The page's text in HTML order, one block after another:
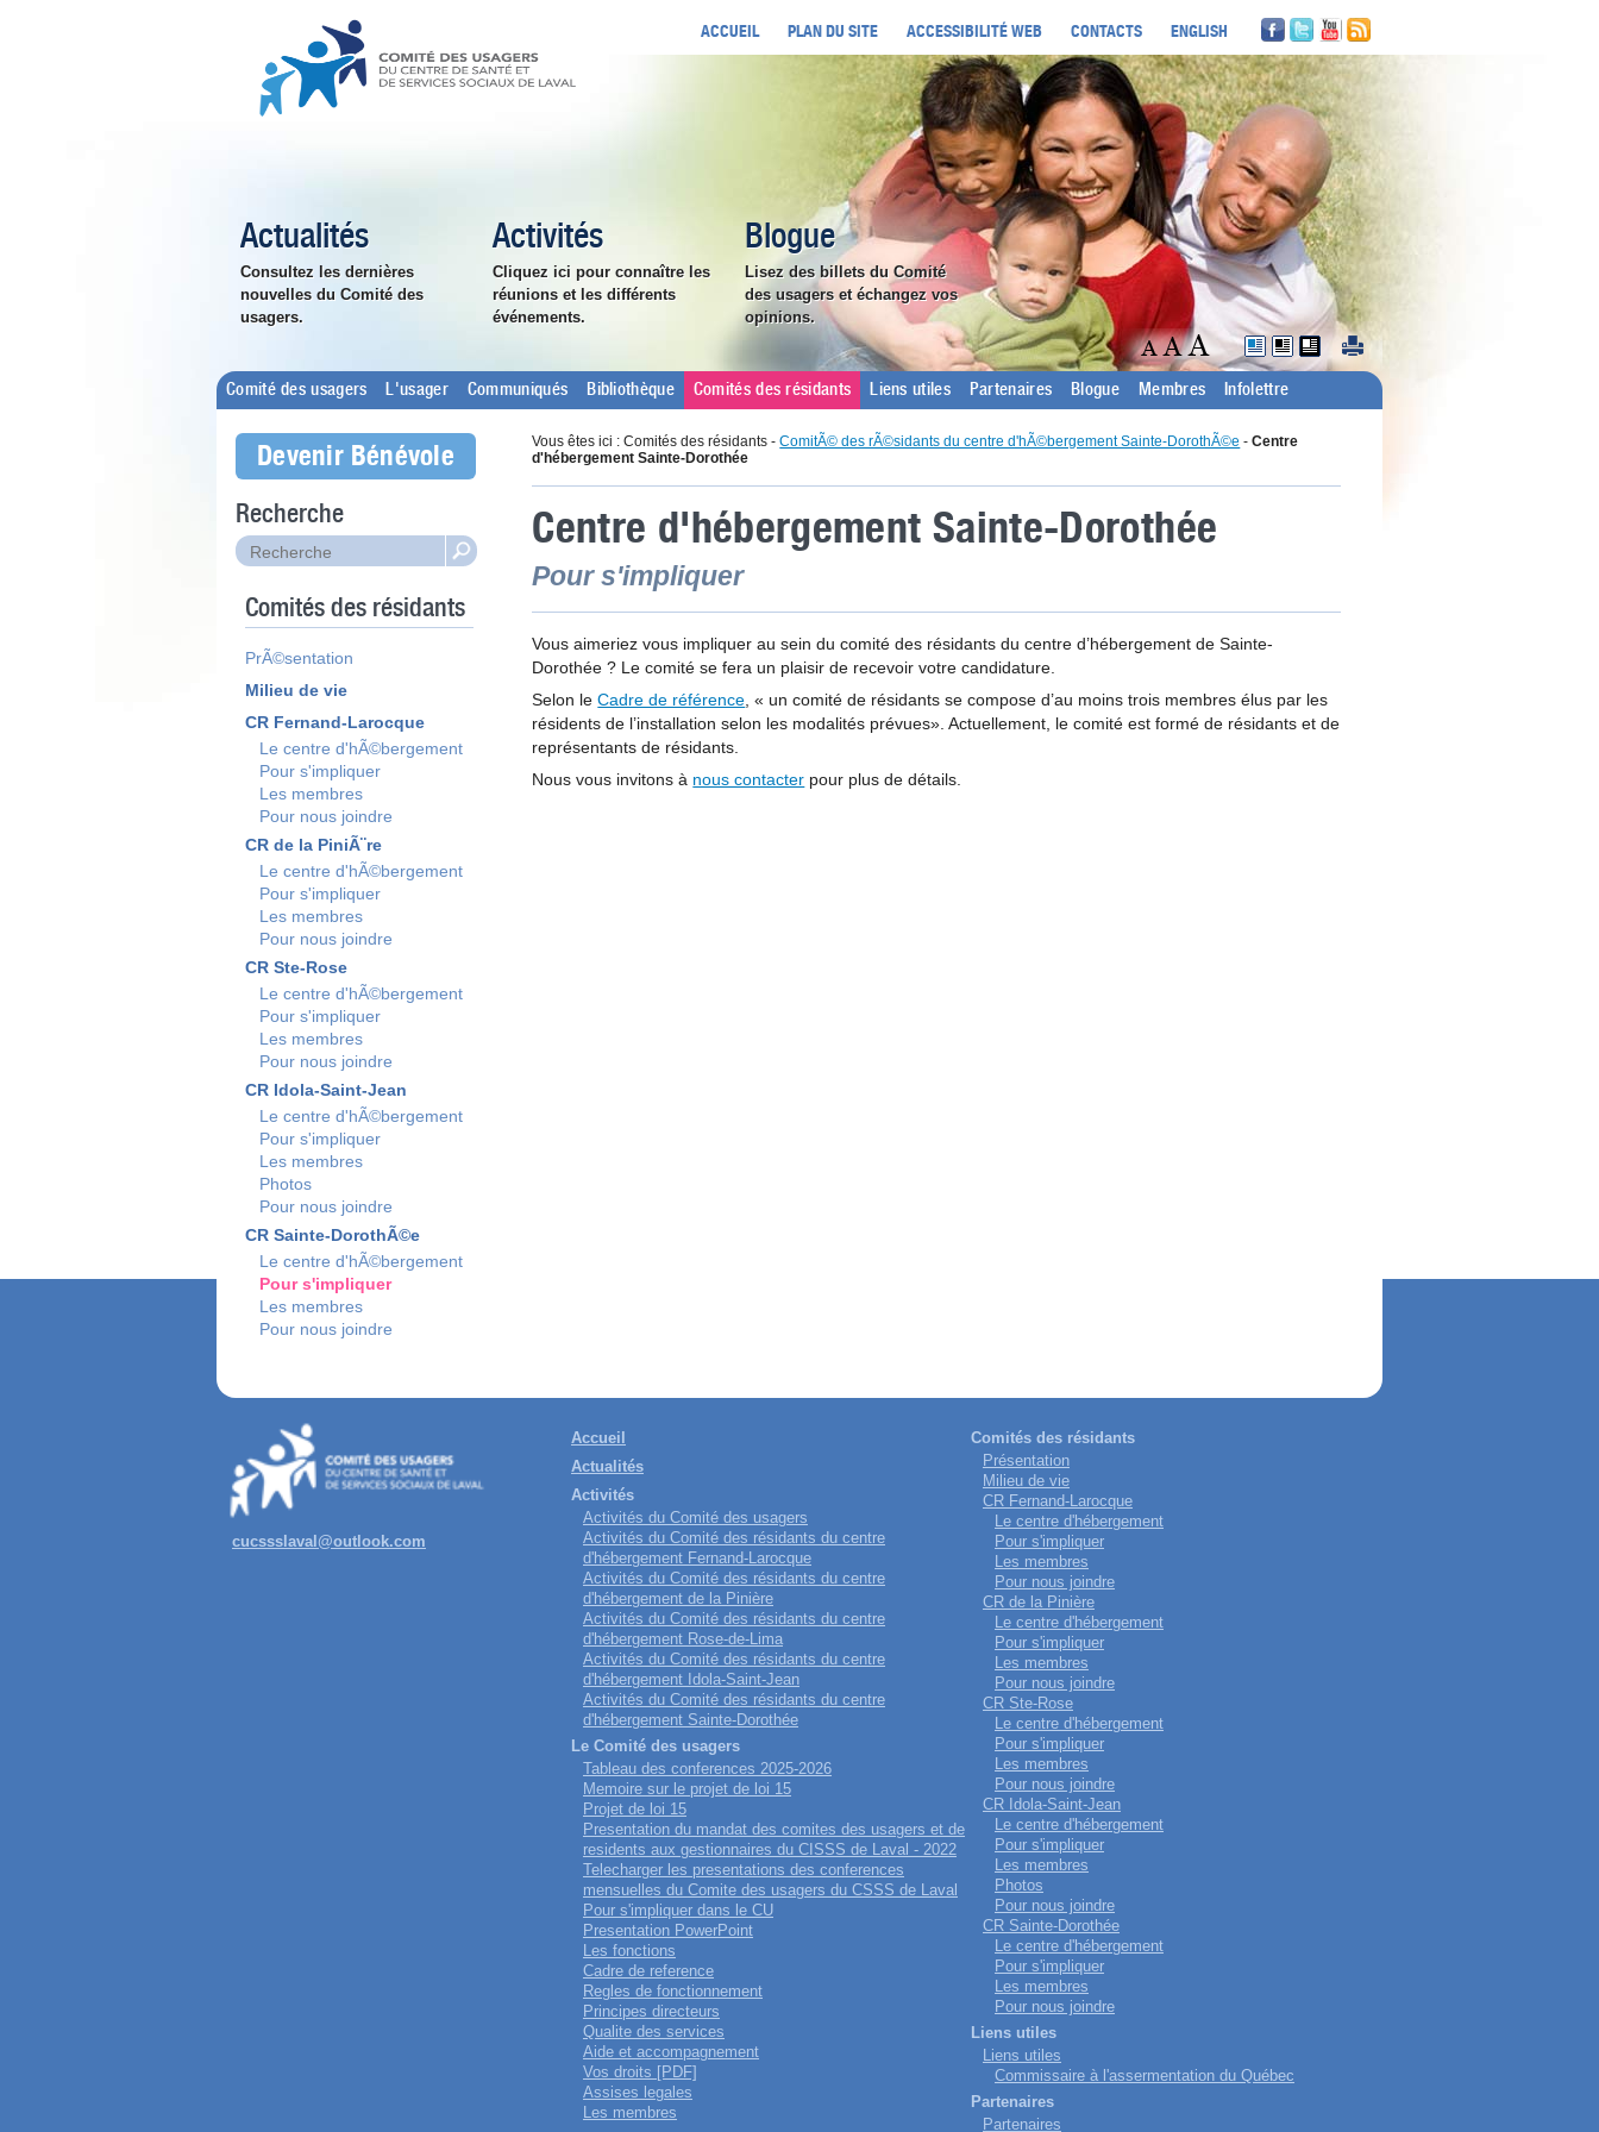
ACCUEIL PLAN DU SITE ACCESSIBILITÉ WEB CONTACTS ENGLISH
Actualités
Consultez les dernières
nouvelles du Comité des
usagers.
Activités
Cliquez ici pour connaître les
réunions et les différents
événements.
Blogue
Lisez des billets du Comité
des usagers et échangez vos
opinions.
Comité des usagers L'usager Communiqués Bibliothèque Comités des résidants Liens utiles Partenaires Blogue Membres Infolettre
Devenir Bénévole
Recherche
Comités des résidants
PrÃ©sentation
Milieu de vie
CR Fernand-Larocque
Le centre d'hÃ©bergement
Pour s'impliquer
Les membres
Pour nous joindre
CR de la PiniÃ¨re
Le centre d'hÃ©bergement
Pour s'impliquer
Les membres
Pour nous joindre
CR Ste-Rose
Le centre d'hÃ©bergement
Pour s'impliquer
Les membres
Pour nous joindre
CR Idola-Saint-Jean
Le centre d'hÃ©bergement
Pour s'impliquer
Les membres
Photos
Pour nous joindre
CR Sainte-DorothÃ©e
Le centre d'hÃ©bergement
Pour s'impliquer
Les membres
Pour nous joindre
Vous êtes ici : Comités des résidants -ComitÃ© des rÃ©sidants du centre d'hÃ©bergement Sainte-DorothÃ©e -Centre
d'hébergement Sainte-Dorothée
Centre d'hébergement Sainte-Dorothée
Pour s'impliquer
Vous aimeriez vous impliquer au sein du comité des résidants du centre d’hébergement de Sainte-
Dorothée ? Le comité se fera un plaisir de recevoir votre candidature.
Selon leCadre de référence , « un comité de résidants se compose d’au moins trois membres élus par les
résidents de l’installation selon les modalités prévues». Actuellement, le comité est formé de résidants et de
représentants de résidants.
Nous vous invitons à nous contacter pour plus de détails.
cucssslaval@outlook.com
Accueil
Actualités
Activités
Activités du Comité des usagers
Activités du Comité des résidants du centre
d'hébergement Fernand-Larocque
Activités du Comité des résidants du centre
d'hébergement de la Pinière
Activités du Comité des résidants du centre
d'hébergement Rose-de-Lima
Activités du Comité des résidants du centre
d'hébergement Idola-Saint-Jean
Activités du Comité des résidants du centre
d'hébergement Sainte-Dorothée
Le Comité des usagers
Tableau des conferences 2025-2026
Memoire sur le projet de loi 15
Projet de loi 15
Presentation du mandat des comites des usagers et de
residents aux gestionnaires du CISSS de Laval - 2022
Telecharger les presentations des conferences
mensuelles du Comite des usagers du CSSS de Laval
Pour s'impliquer dans le CU
Presentation PowerPoint
Les fonctions
Cadre de reference
Regles de fonctionnement
Principes directeurs
Qualite des services
Aide et accompagnement
Vos droits [PDF]
Assises legales
Les membres
Comités des résidants
Présentation
Milieu de vie
CR Fernand-Larocque
Le centre d'hébergement
Pour s'impliquer
Les membres
Pour nous joindre
CR de la Pinière
Le centre d'hébergement
Pour s'impliquer
Les membres
Pour nous joindre
CR Ste-Rose
Le centre d'hébergement
Pour s'impliquer
Les membres
Pour nous joindre
CR Idola-Saint-Jean
Le centre d'hébergement
Pour s'impliquer
Les membres
Photos
Pour nous joindre
CR Sainte-Dorothée
Le centre d'hébergement
Pour s'impliquer
Les membres
Pour nous joindre
Liens utiles
Liens utiles
Commissaire à l'assermentation du Québec
Partenaires
Partenaires